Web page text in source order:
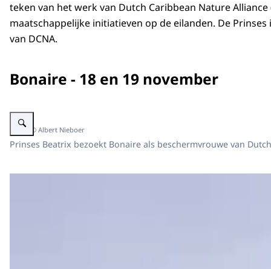
teken van het werk van Dutch Caribbean Nature Alliance
maatschappelijke initiatieven op de eilanden. De
van DCNA.
Bonaire - 18 en 19 november
Vergroot afbeelding Prinses Beatrix bezoekt Bonaire en Sint-Eustatius
Beeld: © Albert Nieboer
Prinses Beatrix bezoekt Bonaire als beschermvrouwe van